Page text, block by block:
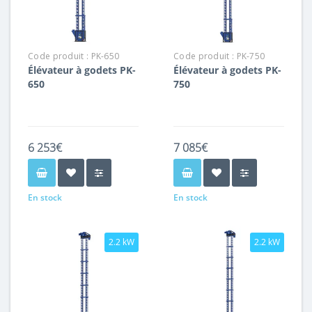
Code produit : PK-650
Élévateur à godets PK-
650
6 253€
En stock
Code produit : PK-750
Élévateur à godets PK-
750
7 085€
En stock
2.2 kW 2.2 kW